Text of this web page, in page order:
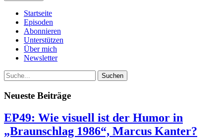
Startseite
Episoden
Abonnieren
Unterstützen
Über mich
Newsletter
Suche
Neueste Beiträge
EP49: Wie visuell ist der Humor in
„Braunschlag 1986“, Marcus Kanter?